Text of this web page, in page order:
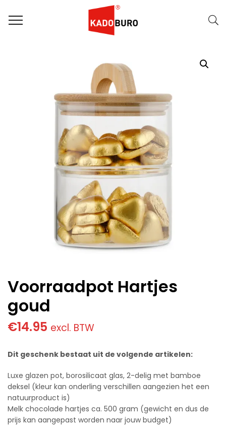
Home
Dag van de Zorg
Voorraadpot Hartjes goud
Voorraadpot Hartjes
goud
€14.95 excl. BTW
Dit geschenk bestaat uit de volgende artikelen:
Luxe glazen pot, borosilicaat glas, 2-delig met bamboe
deksel (kleur kan onderling verschillen aangezien het een
natuurproduct is)
Melk chocolade hartjes ca. 500 gram (gewicht en dus de
prijs kan aangepast worden naar jouw budget)